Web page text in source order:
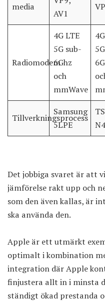
media
AV1
Radiomodem
4G LTE
5G sub-
6Ghz
och
mmWave
Tillverkningsprocess
Samsung
5LPE
Det jobbiga svaret är att
jämförelse rakt upp och
som den även kallas, är
ska använda den.
Apple är ett utmärkt
optimalt i kombination
integration där Apple
finjustera allt in i minsta
ständigt ökad prestanda